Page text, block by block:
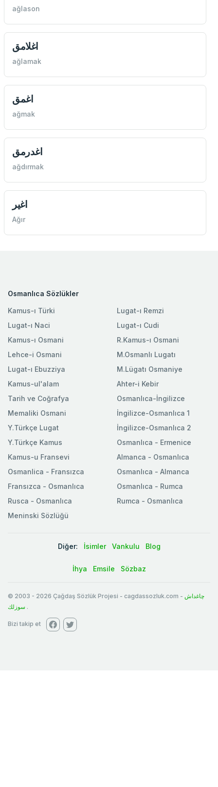
ağlason
اغلامق
ağlamak
اغمق
ağmak
اغدرمق
ağdırmak
اغير
Ağır
Osmanlıca Sözlükler
Kamus-ı Türki
Lugat-ı Naci
Kamus-ı Osmani
Lehce-i Osmani
Lugat-ı Ebuzziya
Lugat-ı Remzi
Lugat-ı Cudi
R.Kamus-ı Osmani
M.Osmanlı Lugatı
M.Lügatı Osmaniye
Kamus-ul'alam
Tarih ve Coğrafya
Memaliki Osmani
Y.Türkçe Lugat
Y.Türkçe Kamus
Ahter-i Kebir
Osmanlıca-İngilizce
İngilizce-Osmanlıca 1
İngilizce-Osmanlıca 2
Osmanlıca - Ermenice
Kamus-u Fransevi
Osmanlica - Fransızca
Fransızca - Osmanlıca
Rusca - Osmanlıca
Meninski Sözlüğü
Almanca - Osmanlıca
Osmanlıca - Almanca
Osmanlıca - Rumca
Rumca - Osmanlıca
Diğer: İsimler Vankulu Blog
İhya Emsile Sözbaz
© 2003 - 2026 Çağdaş Sözlük Projesi - cagdassozluk.com - چاغداش
سوزلك .
Bizi takip et